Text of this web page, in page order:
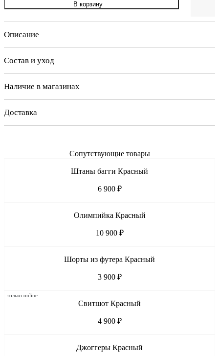
В корзину
Описание
Состав и уход
Наличие в магазинах
Доставка
Сопутствующие товары
Штаны багги Красный
6 900 ₽
Олимпийка Красный
10 900 ₽
Шорты из футера Красный
3 900 ₽
только online
Свитшот Красный
4 900 ₽
Джоггеры Красный